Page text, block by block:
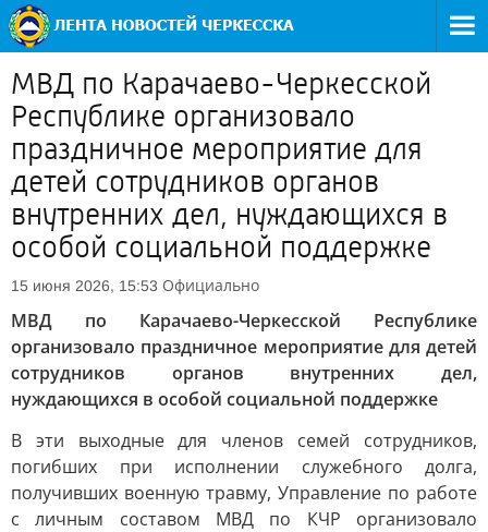
МВД по Карачаево-Черкесской
Республике организовало
праздничное мероприятие для
детей сотрудников органов
внутренних дел, нуждающихся в
особой социальной поддержке
15 июня 2026, 15:53 Официально
МВД по Карачаево-Черкесской Республике
организовало праздничное мероприятие для детей
сотрудников органов внутренних дел,
нуждающихся в особой социальной поддержке
В эти выходные для членов семей сотрудников,
погибших при исполнении служебного долга,
получивших военную травму, Управление по работе
с личным составом МВД по КЧР организовало